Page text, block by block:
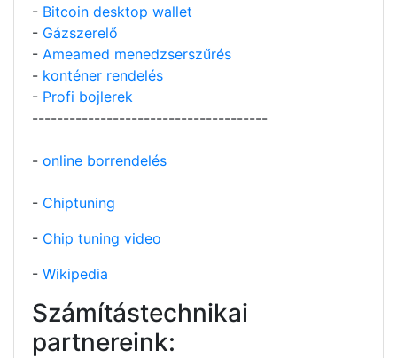
- Bitcoin desktop wallet
- Gázszerelő
- Ameamed menedzserszűrés
- konténer rendelés
- Profi bojlerek
--------------------------------------
- online borrendelés
- Chiptuning
- Chip tuning video
- Wikipedia
Számítástechnikai
partnereink: